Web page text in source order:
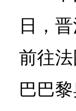
日，
前往
巴巴